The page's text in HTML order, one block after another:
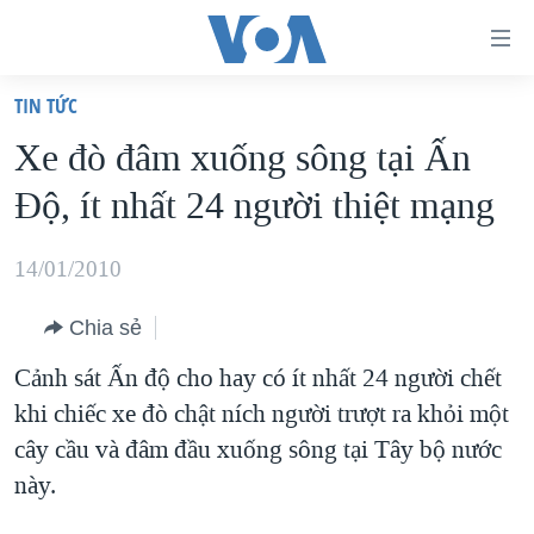
truy
cập
Tới
dung
chính
điều
hướng
chính
Đi
VIỆT NAM
HOA KỲ
BIỂN ĐÔNG
BLOG
DIỄN ĐÀN
MỤC
CHUYÊN ĐỀ
TIN TỨC
Xe đò đâm xuống sông tại Ấn
Ðộ, ít nhất 24 người thiệt mạng
14/01/2010
Chia sẻ
Cảnh sát Ấn độ cho hay có ít nhất 24 người chết
khi chiếc xe đò chật ních người trượt ra khỏi một
cây cầu và đâm đầu xuống sông tại Tây bộ nước
này.